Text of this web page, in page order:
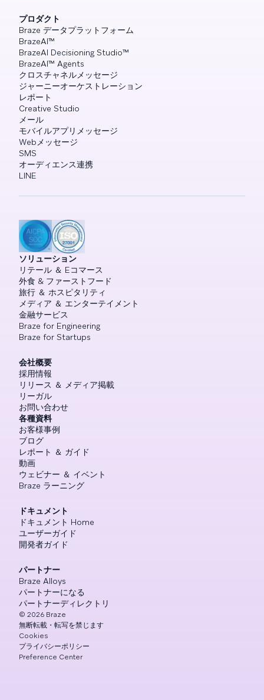
プロダクト
Braze データプラットフォーム
BrazeAI™
BrazeAI Decisioning Studio™
BrazeAI™ Agents
クロスチャネルメッセージ
ジャーニーオーケストレーション
レポート
Creative Studio
メール
モバイルアプリメッセージ
Webメッセージ
SMS
オーディエンス連携
LINE
ソリューション
リテール ＆ Eコマース
外食 & ファーストフード
旅行 ＆ ホスピタリティ
メディア ＆ エンターテイメント
金融サービス
Braze for Engineering
Braze for Startups
会社概要
採用情報
リリース ＆ メディア掲載
リーガル
お問い合わせ
各種資料
お客様事例
ブログ
レポート ＆ ガイド
動画
ウェビナー ＆ イベント
Braze ラーニング
ドキュメント
ドキュメント Home
ユーザーガイド
開発者ガイド
パートナー
Braze Alloys
パートナーになる
パートナーディレクトリ
© 2026 Braze
無断転載・転写を禁じます
Cookies
プライバシーポリシー
Preference Center